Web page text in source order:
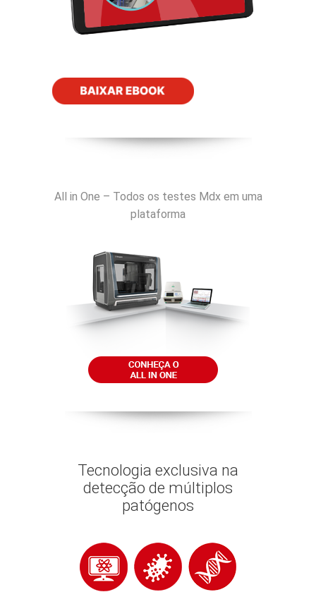
All in One – Todos os testes Mdx em uma
plataforma
Tecnologia exclusiva na
detecção de múltiplos
patógenos